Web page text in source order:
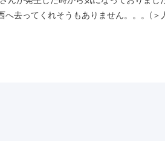
へ去ってくれそうもありません。。。(＞